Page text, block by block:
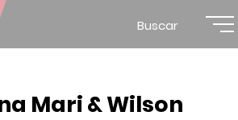
Buscar
Mari & Wilson